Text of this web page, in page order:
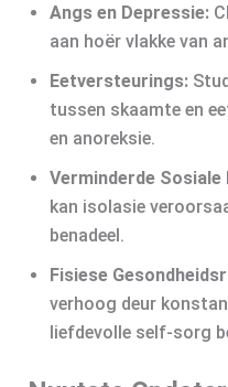
Angs en Depressie:
aan hoër vlakke van
Eetversteurings:
tussen skaamte en
en anoreksie.
Verminderde Sosiale
kan isolasie
benadeel.
Fisiese
verhoog deur
liefdevolle self-sorg